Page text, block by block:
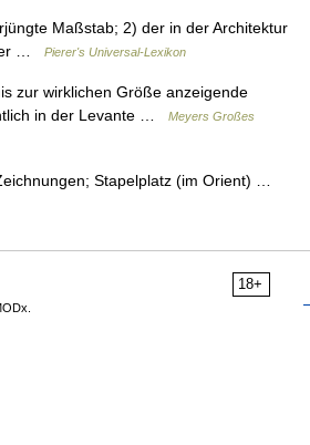
Maßstab; 2) der in der Architektur
…
Pierer's Universal-Lexikon
zur wirklichen Größe anzeigende
in der Levante …
Meyers Großes
Stapelplatz (im Orient) …
18+